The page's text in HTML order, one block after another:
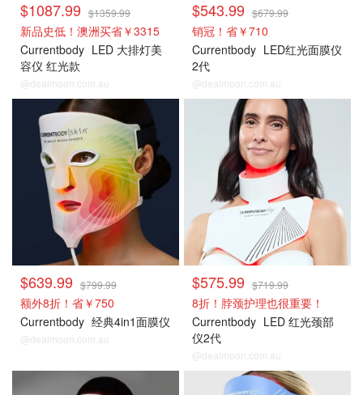
$1087.99 $1359.99
新品史低！澳洲买省￥3315
Currentbody LED 大排灯美
容仪 红光款
@dealmoon.com.au
$543.99 $679.99
销冠！省￥710
Currentbody LED红光面膜仪
2代
@dealmoon.com.au
$639.99 $799.99
额外8折！省￥750
Currentbody 经典4in1面膜仪
@dealmoon.com.au
$575.99 $719.99
8折！脖颈护理也很重要！
Currentbody LED 红光颈部
仪2代
@dealmoon.com.au